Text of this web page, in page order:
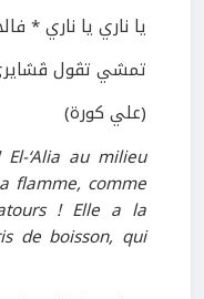
يا ناري يا ناري *
تمشي تڤول
(علي كورة)
‘Alia au milieu
flamme, comme
! Elle a la
de boisson, qui